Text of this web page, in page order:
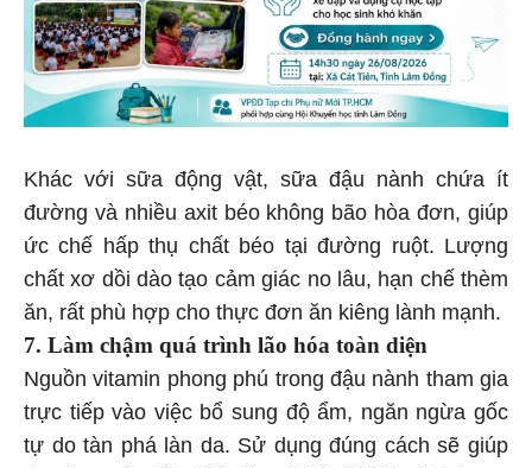
Khác với sữa động vật, sữa đậu nành chứa ít
đường và nhiều axit béo không bão hòa đơn, giúp
ức chế hấp thụ chất béo tại đường ruột. Lượng
chất xơ dồi dào tạo cảm giác no lâu, hạn chế thèm
ăn, rất phù hợp cho thực đơn ăn kiêng lành mạnh.
7. Làm chậm quá trình lão hóa toàn diện
Nguồn vitamin phong phú trong đậu nành tham gia
trực tiếp vào việc bổ sung độ ẩm, ngăn ngừa gốc
tự do tàn phá làn da. Sử dụng đúng cách sẽ giúp